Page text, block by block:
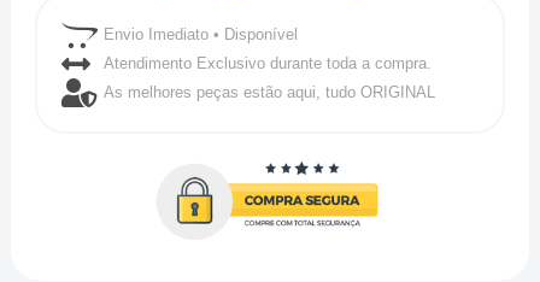
3AN
AN3
Envio Imediato • Disponível
Atendimento Exclusivo durante toda a compra.
As melhores peças estão aqui, tudo ORIGINAL